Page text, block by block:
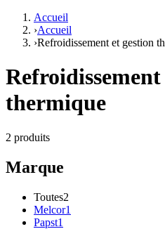
Accueil
›Accueil
›Refroidissement et gestion
thermique
2 produits
Marque
Toutes2
Melcor1
Papst1